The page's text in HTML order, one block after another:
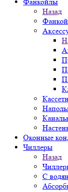
Назад
Оконные
Чиллеры
Назад
С